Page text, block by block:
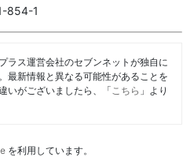
854-1
ラス運営会社のセブンネットが独自に
最新情報と異なる可能性があることを
いがございましたら、「 こちら 」より
を利用しています。